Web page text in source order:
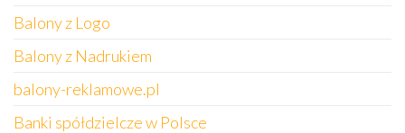
Balony z Logo
Balony z Nadrukiem
balony-reklamowe.pl
Banki spółdzielcze w Polsce